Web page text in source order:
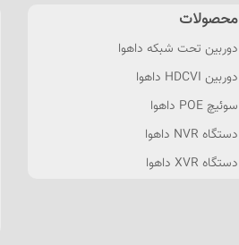
محصولات
دوربین تحت شبکه داهوا
دوربین HDCVI داهوا
سوئیچ POE داهوا
دستگاه NVR داهوا
دستگاه XVR داهوا